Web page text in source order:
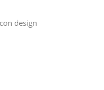
design